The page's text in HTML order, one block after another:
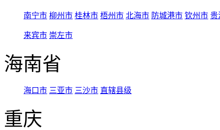
南宁市 柳州市 桂林市 梧州市 北海市 防城港市 钦州市 贵
来宾市 崇左市
海南省
海口市 三亚市 三沙市 直辖县级
重庆